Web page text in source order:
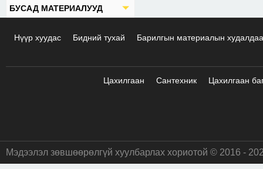
БУСАД МАТЕРИАЛУУД
Нүүр хуудас Бидний тухай Барилгын материалын
Цахилгаан Сантехник Цахилгаан
Мэдээлэл зөвшөөрөлгүй хуулбарлах хориотой © 2016 -